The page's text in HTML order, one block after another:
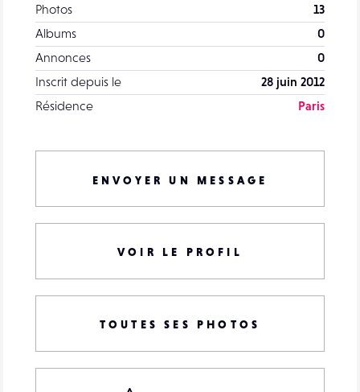
Photos
13
Albums
0
Annonces
0
Inscrit depuis le
28 juin 2012
Résidence
Paris
ENVOYER UN MESSAGE
VOIR LE PROFIL
TOUTES SES PHOTOS